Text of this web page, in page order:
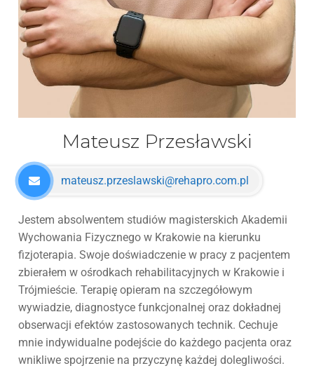
Mateusz Przesławski
mateusz.przeslawski@rehapro.com.pl
Jestem absolwentem studiów magisterskich Akademii
Wychowania Fizycznego w Krakowie na kierunku
fizjoterapia. Swoje doświadczenie w pracy z pacjentem
zbierałem w ośrodkach rehabilitacyjnych w Krakowie i
Trójmieście. Terapię opieram na szczegółowym
wywiadzie, diagnostyce funkcjonalnej oraz dokładnej
obserwacji efektów zastosowanych technik. Cechuje
mnie indywidualne podejście do każdego pacjenta oraz
wnikliwe spojrzenie na przyczynę każdej dolegliwości.